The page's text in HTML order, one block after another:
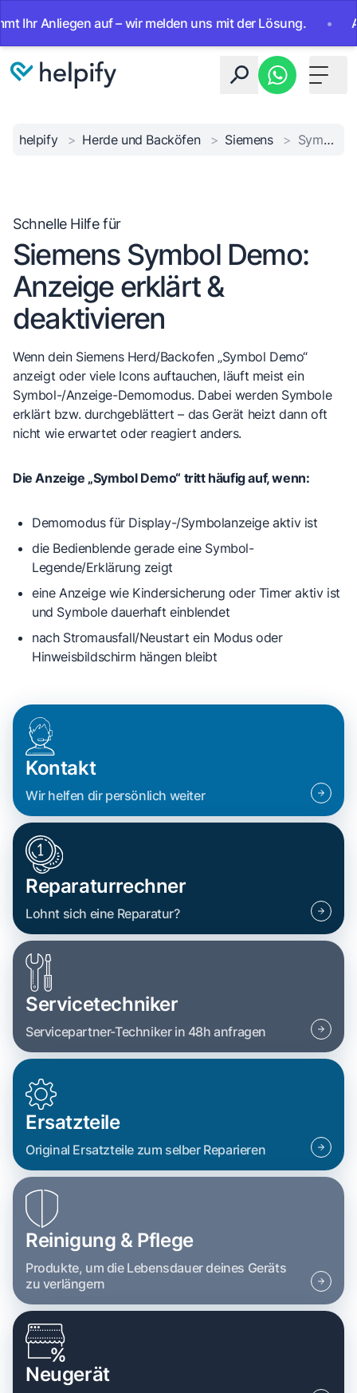
auf – wir melden uns mit der Lösung. • Ab
Toggle
helpify > Herde und Backöfen > Siemens > Symbol Demo deaktivieren
Schnelle Hilfe für
Siemens Symbol Demo:
Anzeige erklärt &
deaktivieren
Wenn dein Siemens Herd/Backofen „Symbol Demo“
anzeigt oder viele Icons auftauchen, läuft meist ein
Symbol-/Anzeige-Demomodus. Dabei werden Symbole
erklärt bzw. durchgeblättert – das Gerät heizt dann oft
nicht wie erwartet oder reagiert anders.
Die Anzeige „Symbol Demo“ tritt häufig auf, wenn:
Demomodusfür Display-/Symbolanzeige aktiv ist
die Bedienblende gerade eine Symbol-
Legende/Erklärung zeigt
eine Anzeige wie Kindersicherung oder Timeraktiv ist
und Symbole dauerhaft einblendet
nach Stromausfall/Neustart ein Modusoder
Hinweisbildschirm hängen bleibt
Kontakt
Wir helfen dir persönlich weiter
Reparaturrechner
Lohnt sich eine Reparatur?
Servicetechniker
Servicepartner-Techniker in 48h anfragen
Ersatzteile
Original Ersatzteile zum selber Reparieren
Reinigung & Pflege
Produkte, um die Lebensdauer deines Geräts
zu verlängern
Neugerät